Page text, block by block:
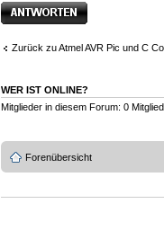
Antwort erstellen
Zurück zu Atmel AVR Pic und C
WER IST ONLINE?
Mitglieder in diesem Forum: 0
Forenübersicht